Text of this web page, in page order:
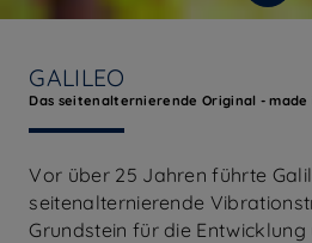
GALILEO
Das seitenalternierende Original - made
Vor über 25 Jahren führte
seitenalternierende
Grundstein für die